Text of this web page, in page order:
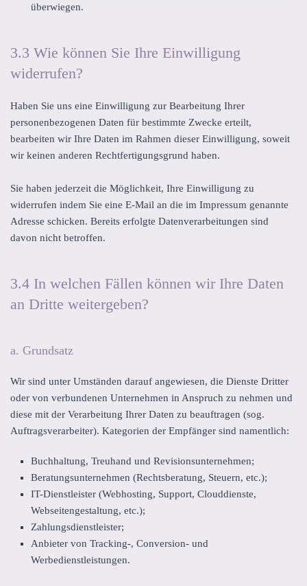
überwiegen.
3.3 Wie können Sie Ihre Einwilligung
widerrufen?
Haben Sie uns eine Einwilligung zur Bearbeitung Ihrer
personenbezogenen Daten für bestimmte Zwecke erteilt,
bearbeiten wir Ihre Daten im Rahmen dieser Einwilligung, soweit
wir keinen anderen Rechtfertigungsgrund haben.
Sie haben jederzeit die Möglichkeit, Ihre Einwilligung zu
widerrufen indem Sie eine E-Mail an die im Impressum genannte
Adresse schicken. Bereits erfolgte Datenverarbeitungen sind
davon nicht betroffen.
3.4 In welchen Fällen können wir Ihre Daten
an Dritte weitergeben?
a. Grundsatz
Wir sind unter Umständen darauf angewiesen, die Dienste Dritter
oder von verbundenen Unternehmen in Anspruch zu nehmen und
diese mit der Verarbeitung Ihrer Daten zu beauftragen (sog.
Auftragsverarbeiter). Kategorien der Empfänger sind namentlich:
Buchhaltung, Treuhand und Revisionsunternehmen;
Beratungsunternehmen (Rechtsberatung, Steuern, etc.);
IT-Dienstleister (Webhosting, Support, Clouddienste,
Webseitengestaltung, etc.);
Zahlungsdienstleister;
Anbieter von Tracking-, Conversion- und
Werbedienstleistungen.